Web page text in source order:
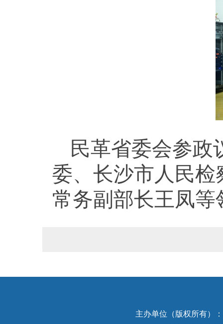
民革省委会参政
委、长沙市人民
常务副部长王凤等
主办单位（版权所有）